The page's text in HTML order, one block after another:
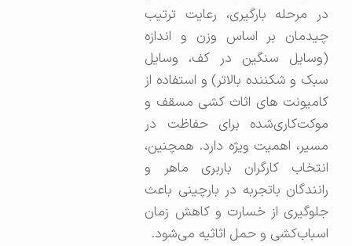
در مرحله بارگیری، رعایت ترتیب
چیدمان بر اساس وزن و اندازه
(وسایل سنگین در کف، وسایل
سبک و شکننده بالاتر) و استفاده از
کامیونت های اثاث کشی مسقف و
موکت‌کاری‌شده برای حفاظت در
مسیر، اهمیت ویژه دارد. همچنین،
انتخاب کارگران باربری ماهر و
رانندگان باتجربه در بارچینی باعث
جلوگیری از خسارت و کاهش زمان
اسباب‌کشی و حمل اثاثیه می‌شود.